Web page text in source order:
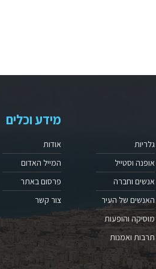
גלריות
אופנה וסטייל
אנשים וחברה
האנשים של העיר
מוסיקה והופעות
תרבות ואמנות
מידע וכלים
אודות
המייל האדום
פרסום באתר
צור קשר